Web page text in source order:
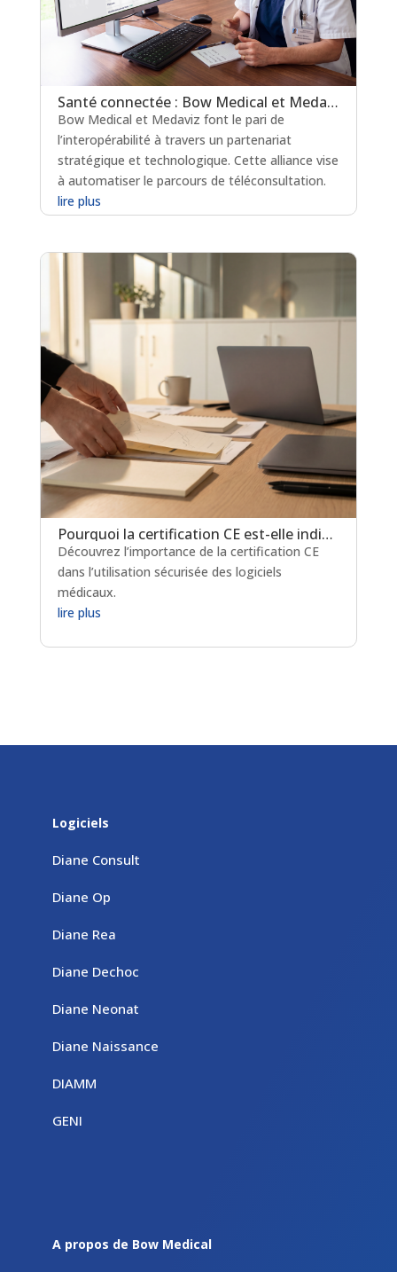
Santé connectée : Bow Medical et Medaviz scellent une alliance technologique
Bow Medical et Medaviz font le pari de
l’interopérabilité à travers un partenariat
stratégique et technologique. Cette alliance vise
à automatiser le parcours de téléconsultation.
lire plus
Pourquoi la certification CE est-elle indispensable pour les logiciels de prescription médicamenteuse ?
Découvrez l’importance de la certification CE
dans l’utilisation sécurisée des logiciels
médicaux.
lire plus
Logiciels
Diane Consult
Diane Op
Diane Rea
Diane Dechoc
Diane Neonat
Diane Naissance
DIAMM
GENI
A propos de Bow Medical